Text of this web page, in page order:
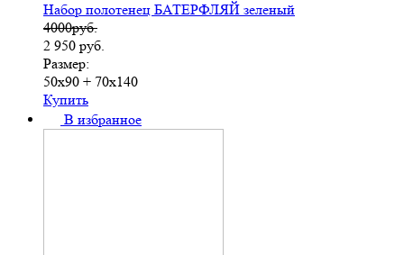
Набор полотенец БАТЕРФЛЯЙ зеленый
4000руб.
2 950 руб.
Размер:
50х90 + 70х140
Купить
В избранное